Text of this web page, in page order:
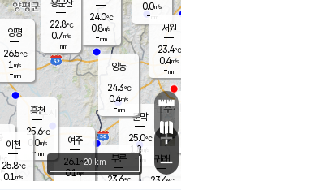
문막
25.0℃
1.8
mm
부론
23.6℃
24.0℃
0.8m/s
-mm
여주
26.1℃
0.1m/s
양동
24.3℃
0.4m/s
-mm
흥천
25.6℃
0.0m/s
-mm
m/s
0.0m/s
- mm
귀래
23.6℃
서원
23.4℃
0.4m/s
-mm
용문산
22.8℃
0.7m/s
-mm
이천
25.8℃
0.1 m/s
양평
26.5℃
1 m/s
-mm
+
−
20 km